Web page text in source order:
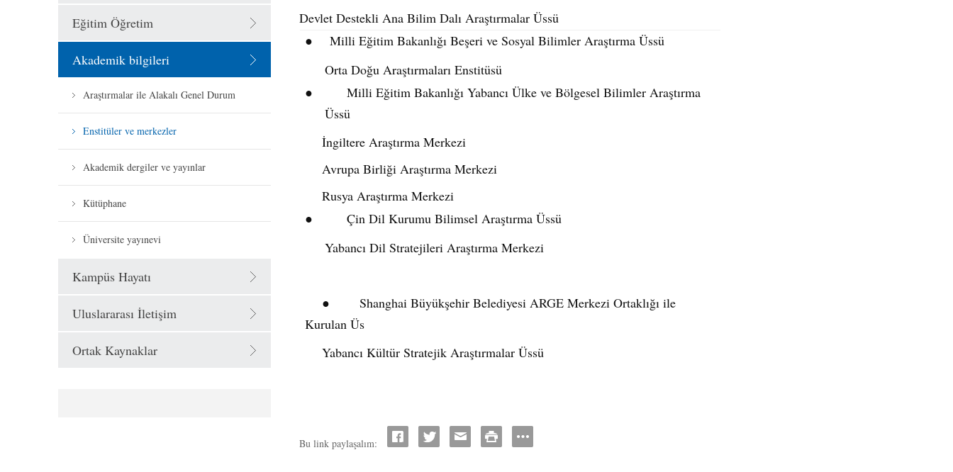
Eğitim Öğretim
Akademik bilgileri
Araştırmalar ile Alakalı Genel Durum
Enstitüler ve merkezler
Akademik dergiler ve yayınlar
Kütüphane
Üniversite yayınevi
Kampüs Hayatı
Uluslararası İletişim
Ortak Kaynaklar
Devlet Destekli Ana Bilim Dalı Araştırmalar Üssü
●
Milli Eğitim Bakanlığı Beşeri ve Sosyal Bilimler AraştırmaÜssü
Orta Doğu Araştırmaları Enstitüsü
●
Milli Eğitim Bakanlığı Yabancı Ülke ve Bölgesel Bilimler Araştırma
Üssü
İngiltere Araştırma Merkezi
Avrupa Birliği Araştırma Merkezi
Rusya Araştırma Merkezi
●
Çin Dil Kurumu Bilimsel Araştırma Üssü
Yabancı Dil Stratejileri Araştırma Merkezi
● Shanghai Büyükşehir Belediyesi ARGE Merkezi Ortaklığı ile
Kurulan Üs
Yabancı Kültür Stratejik Araştırmalar Üssü
Bu link paylaşalım: